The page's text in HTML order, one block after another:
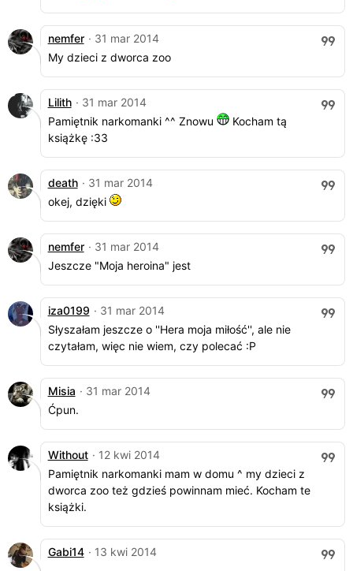
nemfer · 31 mar 2014
My dzieci z dworca zoo
Lilith · 31 mar 2014
Pamiętnik narkomanki ^^ Znowu
Kocham tą
książkę :33
death · 31 mar 2014
okej, dzięki
nemfer · 31 mar 2014
Jeszcze "Moja heroina" jest
iza0199 · 31 mar 2014
Słyszałam jeszcze o ''Hera moja miłość'', ale nie
czytałam, więc nie wiem, czy polecać :P
Misia · 31 mar 2014
Ćpun.
Without · 12 kwi 2014
Pamiętnik narkomanki mam w domu ^ my dzieci z
dworca zoo też gdzieś powinnam mieć. Kocham te
książki.
Gabi14 · 13 kwi 2014